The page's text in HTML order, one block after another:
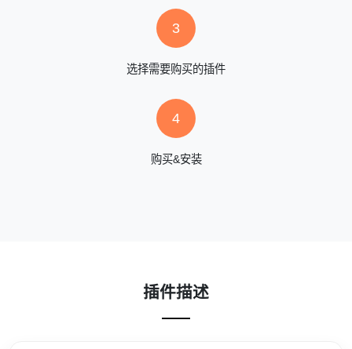
3
选择需要购买的插件
4
购买&安装
插件描述